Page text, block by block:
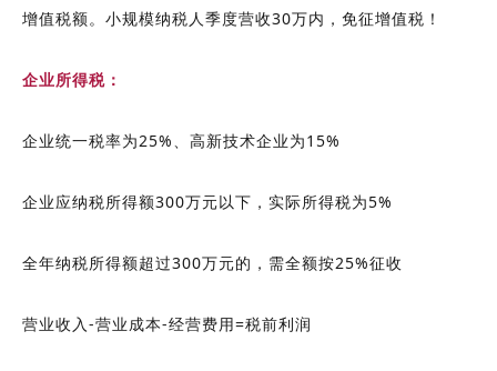
增值税额。小规模纳税人季度营收30万内，免征增值税！
企业所得税：
企业统一税率为25%、高新技术企业为15%
企业应纳税所得额300万元以下，实际所得税为5%
全年纳税所得额超过300万元的，需全额按25%征收
营业收入-营业成本-经营费用=税前利润